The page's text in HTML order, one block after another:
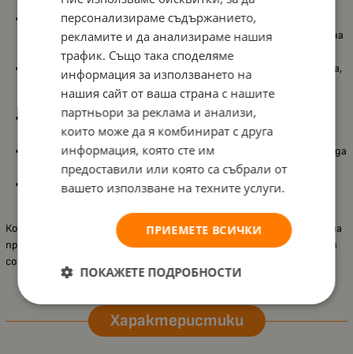
Творчески комплектTotum за отливане и рисуване, който
позволява на детето да създаде свои собствени фигурки на
диви животни;
Изработка и оцветяване на
– маймуна,
фламинго, жираф, крокодил, лъв, слон, носорог, папагал и
зебра, което носи разнообразие и дълга игра;
Включени6 буркана с боя, които дават богат избор от
цветове за персонализиране на фигурките;
в комплекта, за да може детето веднага да започне да
рисува и да добавя детайли;
Подходящ за децанад 5 години, като подпомага
Комплектът е страхотен подарък за малки любители на дивата
природа, които искат да творят, да оцветяват и да създават
собствена цветна животинска колекция.
Характеристики
персонализираме съдържанието,
рекламите и да анализираме нашия
трафик. Също така споделяме
информация за използването на
нашия сайт от ваша страна с нашите
партньори за реклама и анализи,
които може да я комбинират с друга
информация, която сте им
предоставили или която са събрали от
вашето използване на техните услуги.
ПРИЕМЕТЕ ВСИЧКИ
ПОКАЖЕТЕ ПОДРОБНОСТИ